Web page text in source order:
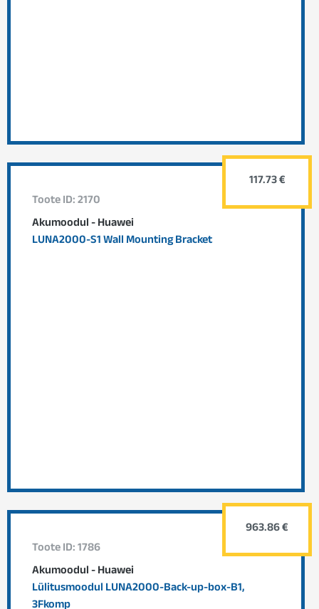
Toote ID: 2170
Akumoodul - Huawei
LUNA2000-S1 Wall Mounting Bracket
117.73 €
Toote ID: 1786
Akumoodul - Huawei
Lülitusmoodul LUNA2000-Back-up-box-B1,
963.86 €